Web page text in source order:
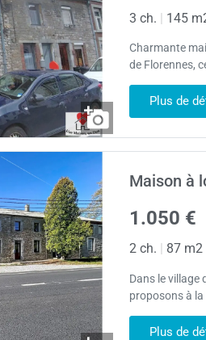
3 ch. | 145
Charmante
de Florennes,
Plus de
Maison à
1.050 €
2 ch. | 87 m2
Dans le village
proposons à
Plus de